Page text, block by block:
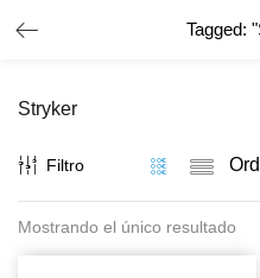
Tagged:
INICIO DE SESIÓN
Introduzca su nombre de
Recordar Datos
Stryker
Filtro
Mostrando el único resultado